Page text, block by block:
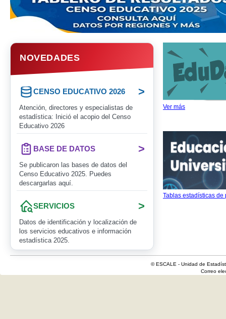
NOVEDADES
CENSO EDUCATIVO 2026 >
Atención, directores y especialistas de
estadística: Inició el acopio del Censo
Educativo 2026
BASE DE DATOS >
Se publicaron las bases de datos del
Censo Educativo 2025. Puedes
descargarlas aquí.
SERVICIOS >
Datos de identificación y localización de
los servicios educativos e información
estadística 2025.
Ver más
Tablas estadísticas
© ESCALE - Unidad de
Correo